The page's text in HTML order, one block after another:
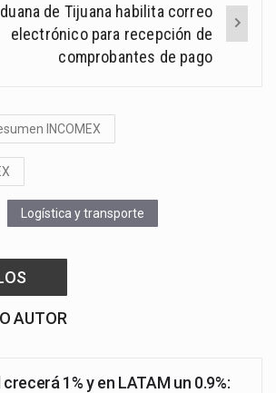
de Tijuana habilita correo
electrónico para recepción de
comprobantes de pago
INCOMEX
Logística y transporte
AUTOR
1% y en LATAM un 0.9%: